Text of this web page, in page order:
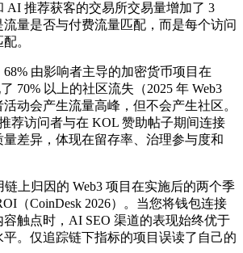
AI 推荐获客的交易所交易量增加了 3
量是否与付费流量匹配，而是每个访问
。
68% 由影响者主导的加密货币项目在
70% 以上的社区流失（2025 年 Web3
动会产生流量高峰，但不会产生社区。
荐访问者与在 KOL 赞助帖子期间连接
差异，体现在留存率、治理参与度和
链上归因的 Web3 项目在实施后的两个季
（CoinDesk 2026）。当您将钱包连接
触点时，AI SEO 渠道的表现始终优于
。仅追踪链下指标的项目误读了自己的